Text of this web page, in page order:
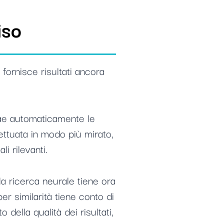
risultati ancora
automaticamente le
in modo più mirato,
rilevanti.
ricerca neurale tiene ora
similarità tiene conto di
della qualità dei risultati,